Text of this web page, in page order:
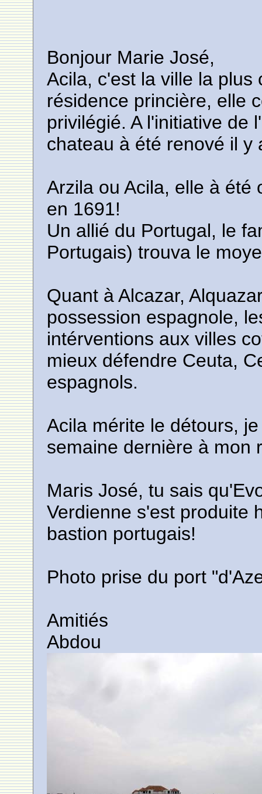
Bonjour Marie José,
Acila, c'est la ville la
résidence princière, elle
privilégié. A l'initiative de
chateau à été renové il y
Arzila ou Acila, elle à été
en 1691!
Un allié du Portugal, le
Portugais) trouva le
Quant à Alcazar,
possession espagnole,
intérventions aux villes
mieux défendre Ceuta,
espagnols.
Acila mérite le détours,
semaine dernière à mon
Maris José, tu sais
Verdienne s'est produite
bastion portugais!
Photo prise du port
Amitiés
Abdou